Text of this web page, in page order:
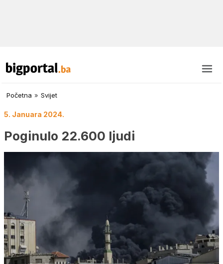
Početna » Svijet
5. Januara 2024.
Poginulo 22.600 ljudi